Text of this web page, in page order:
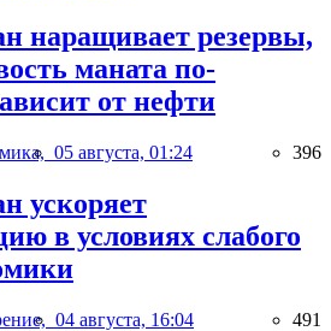
наращивает резервы,
маната по-
от нефти
05 августа, 01:24 396
ускоряет
в условиях слабого
04 августа, 16:04 491